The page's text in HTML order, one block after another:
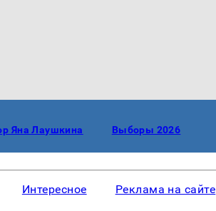
Яна Лаушкина Выборы 2026
Интересное Реклама на сайте